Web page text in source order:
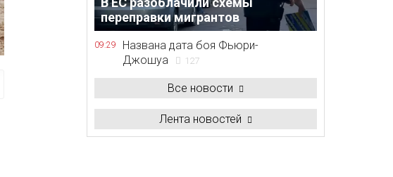
переправки мигрантов
09:29
Названа дата боя Фьюри-
Джошуа
127
Все новости
Лента новостей